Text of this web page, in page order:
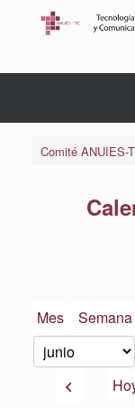
Comité ANUIES-
Mes Semana
Mes
Día
Año
Anterior